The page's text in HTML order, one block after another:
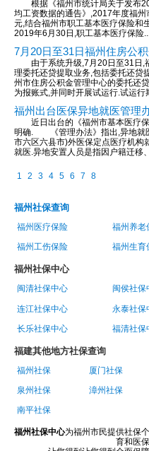
根据《福州市统计局关于发布
均工资数据的通告》,2017年度福
元,结合福州市职工基本医疗保险和
2019年6月30日,职工基本医疗保险
7月20日至31日福州住房公
由于系统升级,7月20日至31日,
理委托还贷提取业务,包括委托还
州市住房公积金管理中心的委托还
为报账式,并同时开展试运行.试运行
福州出台医保异地就医管理
近日出台的《福州市基本医疗保
明确. 《管理办法》指出,异地就
市六区六县市)外医保定点医疗机构
就医.异地安置人员是指因户籍迁移
1 2 3 4 5 6 7 8
福州社保查询
福州医疗保险 福州养老
福州工伤保险 福州生育
福州社保中心
闽清社保中心 闽侯社保
连江社保中心 永泰社保
长乐社保中心 福清社保
福建其他地方社保查询
福州社保 厦门社保
泉州社保 漳州社保
南平社保
福州社保中心为福州市民提供社保
育和医